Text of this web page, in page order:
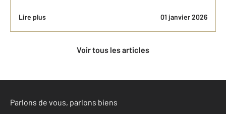
Lire plus 01 janvier 2026
Voir tous les articles
Parlons de vous, parlons biens